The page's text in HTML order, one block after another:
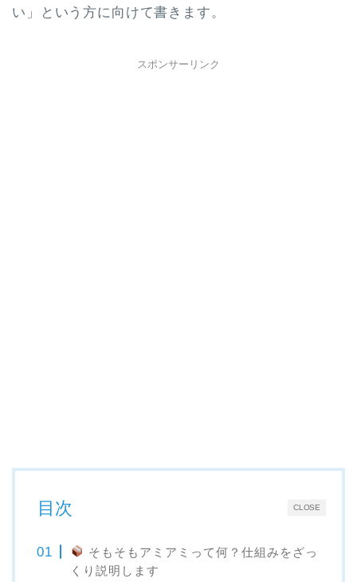
い」という方に向けて書きます。
スポンサーリンク
CLOSE
目次
そもそもアミアミって何？仕組みをざっ
くり説明します